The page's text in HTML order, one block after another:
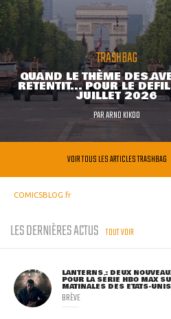
TRASHBAG
QUAND LE THÈME DES
RETENTIT... POUR LE
JUILLET 2026
PARARNO KIKOO
VOIR TOUS LES ARTICLES TRASHBAG
COMICSBLOG.fr
LES DERNIÈRES ACTUS TOUT VOIR
LANTERNS : DEUX
POUR LA SÉRIE HBO MAX
MATINALES DES ETATS-UNIS
BRÈVE